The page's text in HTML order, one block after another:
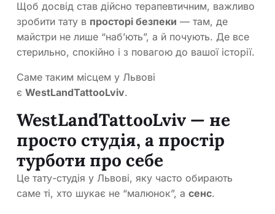
Щоб досвід став дійсно терапевтичним, важливо
зробити тату в просторі безпеки — там, де
майстри не лише “наб’ють”, а й почують. Де все
стерильно, спокійно і з повагою до вашої історії.
Саме таким місцем у Львові
є WestLandTattooLviv.
WestLandTattooLviv — не
просто студія, а простір
турботи про себе
Це тату-студія у Львові, яку часто обирають
саме ті, хто шукає не “малюнок”, а сенс.